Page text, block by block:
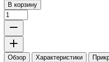
В корзину
Обзор Характеристики